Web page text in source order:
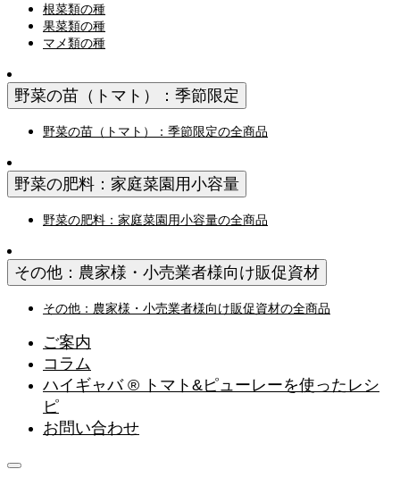
根菜類の種
果菜類の種
マメ類の種
野菜の苗（トマト）：季節限定
野菜の苗（トマト）：季節限定の全商品
野菜の肥料：家庭菜園用小容量
野菜の肥料：家庭菜園用小容量の全商品
その他：農家様・小売業者様向け販促資材
その他：農家様・小売業者様向け販促資材の全商品
ご案内
コラム
ハイギャバ ® トマト&ピューレーを使ったレシ
ピ
お問い合わせ